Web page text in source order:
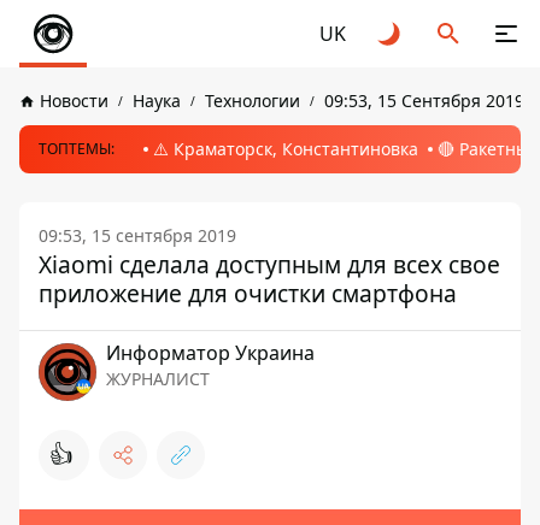
UK
Новости Наука Технологии 09:53, 15 Сентября 2019
ТОПТЕМЫ: ⚠️ Краматорск, Константиновка 🔴
09:53, 15 сентября 2019
Xiaomi сделала доступным для всех свое
приложение для очистки смартфона
Информатор Украина
ЖУРНАЛИСТ
👍